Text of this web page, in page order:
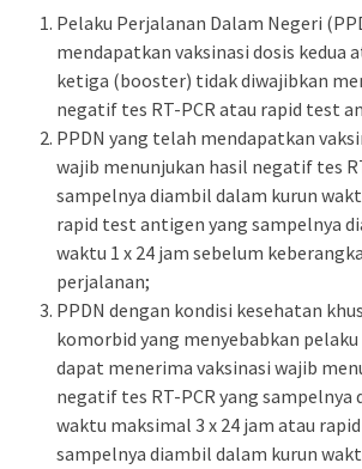
Pelaku Perjalanan Dalam Negeri
mendapatkan vaksinasi dosis kedua
ketiga (booster) tidak diwajibkan
negatif tes RT-PCR atau rapid test
PPDN yang telah mendapatkan
wajib menunjukan hasil negatif tes
sampelnya diambil dalam kurun
rapid test antigen yang sampelnya
waktu 1 x 24 jam sebelum
perjalanan;
PPDN dengan kondisi kesehatan
komorbid yang menyebabkan
dapat menerima vaksinasi wajib
negatif tes RT-PCR yang sampelnya
waktu maksimal 3 x 24 jam atau
sampelnya diambil dalam kurun